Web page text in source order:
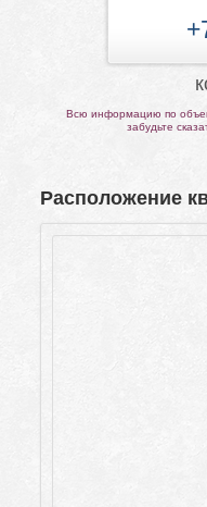
Всю информацию по
забудьте
Расположение